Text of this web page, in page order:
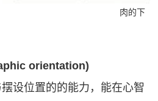
下
orientation)
位置的的能力，能在心智